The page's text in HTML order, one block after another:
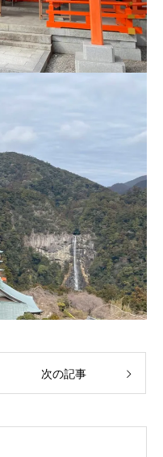
次の記事